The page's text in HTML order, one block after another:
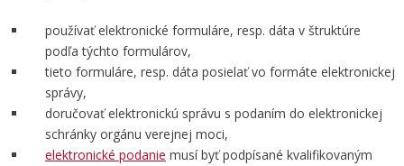
používať elektronické formuláre, resp. dáta v štruktúre
podľa týchto formulárov,
tieto formuláre, resp. dáta posielať vo formáte elektronickej
správy,
doručovať elektronickú správu s podaním do elektronickej
schránky orgánu verejnej moci,
elektronické podanie musí byť podpísané kvalifikovaným